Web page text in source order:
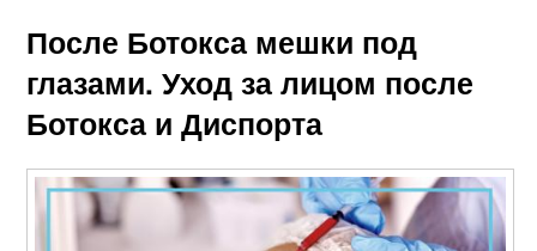
После Ботокса мешки под
глазами. Уход за лицом после
Ботокса и Диспорта